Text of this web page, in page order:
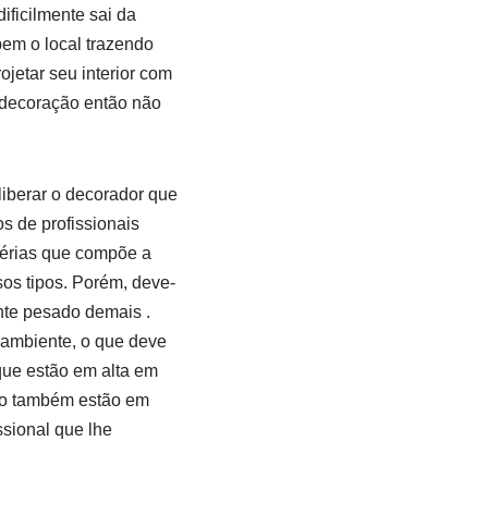
sai da
o local trazendo
seu interior com
então não
o decorador que
de profissionais
que compõe a
tipos. Porém, deve-
pesado demais .
o que deve
estão em alta em
também estão em
que lhe